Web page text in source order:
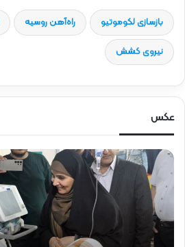
بازسازی لکوموتیو راه‌آهن روسیه
نیروی کشش
عکس
ح
ض
و
ر
ت